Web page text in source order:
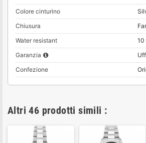
Colore cinturino
Chiusura
Water resistant
10
Garanzia
Confezione
Altri 46 prodotti simili :